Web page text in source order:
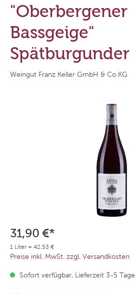
"Oberbergener
Bassgeige"
Spätburgunder
Weingut Franz Keller GmbH & Co.KG
31,90 €*
1 Liter = 42,53 €
Preise inkl. MwSt. zzgl. Versandkosten
Sofort verfügbar, Lieferzeit 3-5 Tage